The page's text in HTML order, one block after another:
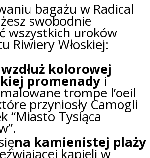
bagażu w Radical
swobodnie
wszystkich uroków
Riwiery Włoskiej:
kolorowej
promenady i
trompe l’oeil
przyniosły Camogli
“Miasto Tysiąca
na kamienistej plaży
kąpieli w